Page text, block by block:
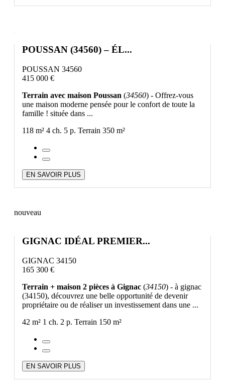
POUSSAN (34560) – ÉL...
POUSSAN 34560
415 000 €
Terrain avec maison Poussan (34560) - Offrez-vous
une maison moderne pensée pour le confort de toute la
famille ! située dans ...
118 m² 4 ch. 5 p. Terrain 350 m²
EN SAVOIR PLUS
nouveau
GIGNAC IDÉAL PREMIER...
GIGNAC 34150
165 300 €
Terrain + maison 2 pièces à Gignac (34150) - à gignac
(34150), découvrez une belle opportunité de devenir
propriétaire ou de réaliser un investissement dans une ...
42 m² 1 ch. 2 p. Terrain 150 m²
EN SAVOIR PLUS